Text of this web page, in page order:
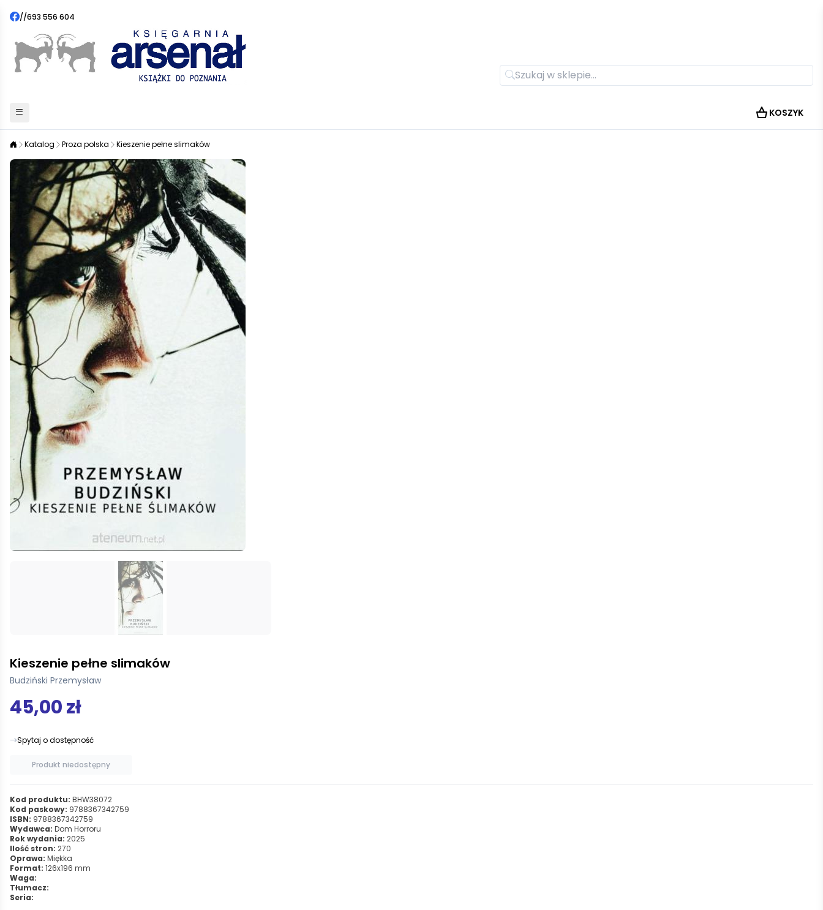
//693 556 604
KOSZYK
Katalog Proza polska Kieszenie pełne slimaków
Kieszenie pełne slimaków
Budziński Przemysław
45,00 zł
Spytaj o dostępność
Produkt niedostępny
Kod produktu: BHW38072
Kod paskowy: 9788367342759
ISBN: 9788367342759
Wydawca: Dom Horroru
Rok wydania: 2025
Ilość stron: 270
Oprawa: Miękka
Format: 126x196 mm
Waga:
Tłumacz:
Seria: